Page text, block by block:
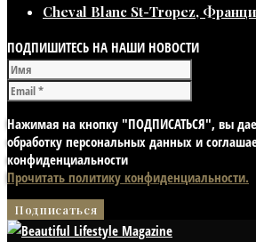
Cheval Blanc St-Tropez,
ПОДПИШИТЕСЬ НА НАШИ НОВОСТИ
Нажимая на кнопку "ПОДПИСАТЬСЯ", вы
обработку персональных данных и
конфиденциальности
Прочитать политику конфиденциальности.